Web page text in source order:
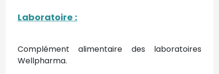
Laboratoire :
Complément alimentaire des laboratoires
Wellpharma.